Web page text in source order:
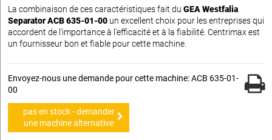
La combinaison de ces caractéristiques fait du GEA Westfalia
Separator ACB 635-01-00 un excellent choix pour les entreprises qui
accordent de l'importance à l'efficacité et à la fiabilité. Centrimax est
un fournisseur bon et fiable pour cette machine.
Envoyez-nous une demande pour cette machine: ACB 635-01-
00
pas en stock - demander
une machine alternative